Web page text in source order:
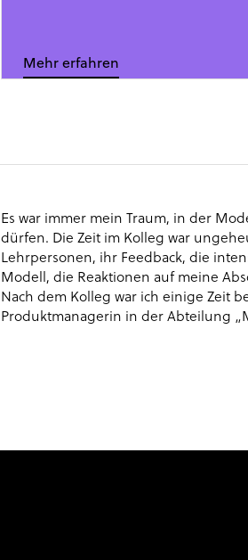
Mehr erfahren
Es war immer mein Traum, in der
dürfen. Die Zeit im Kolleg war
Lehrpersonen, ihr Feedback, die
Modell, die Reaktionen auf meine
Nach dem Kolleg war ich einige Zeit
Produktmanagerin in der Abteilung